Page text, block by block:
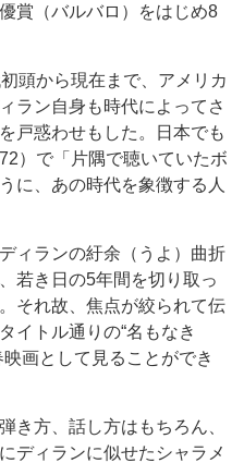
賞（バルバロ）をはじめ8
頭から現在まで、アメリカ
ラン自身も時代によってさ
戸惑わせもした。日本でも
）で「片隅で聴いていたボ
に、あの時代を象徴する人
ィランの紆余（うよ）曲折
若き日の5年間を切り取っ
それ故、焦点が絞られて伝
イトル通りの“名もなき
画として見ることができ
方、話し方はもちろん、
ディランに似せたシャラメ